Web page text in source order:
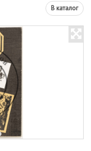
В каталог